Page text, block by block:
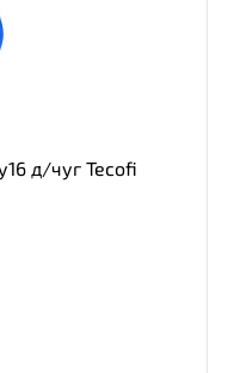
д/чуг Tecofi